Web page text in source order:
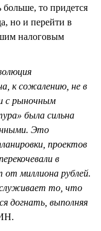
то придется
но и перейти в
налоговым
к сожалению, не в
с рыночным
была сильна
Это
проектов
в
миллиона рублей.
то, что
догнать, выполняя